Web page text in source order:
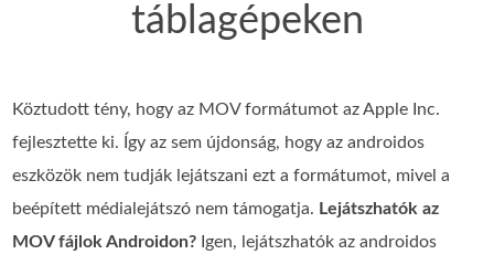
táblagépeken
Köztudott tény, hogy az MOV formátumot az Apple Inc.
fejlesztette ki. Így az sem újdonság, hogy az androidos
eszközök nem tudják lejátszani ezt a formátumot, mivel a
beépített médialejátszó nem támogatja. Lejátszhatók az
MOV fájlok Androidon? Igen, lejátszhatók az androidos